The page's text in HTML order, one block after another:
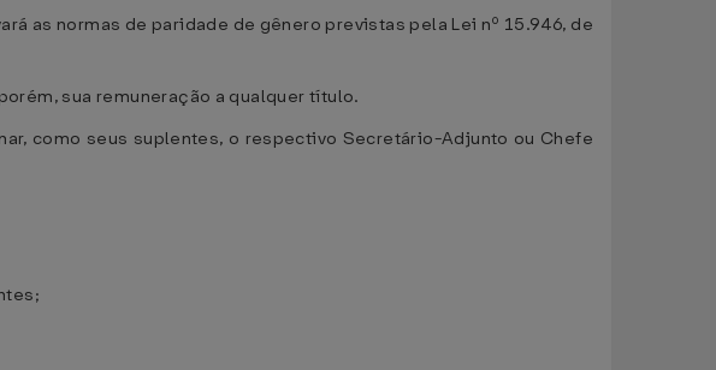
as normas de paridade de gênero previstas pela Lei nº 15.946, de
sua remuneração a qualquer título.
como seus suplentes, o respectivo Secretário-Adjunto ou Chefe